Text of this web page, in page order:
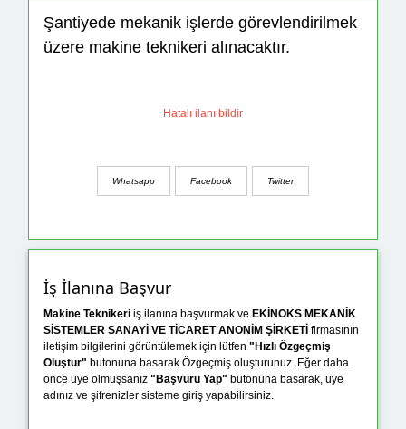
Şantiyede mekanik işlerde görevlendirilmek
üzere makine teknikeri alınacaktır.
Hatalı ilanı bildir
Whatsapp Facebook Twitter
İş İlanına Başvur
Makine Teknikeri iş ilanına başvurmak ve EKİNOKS MEKANİK
SİSTEMLER SANAYİ VE TİCARET ANONİM ŞİRKETİ firmasının
iletişim bilgilerini görüntülemek için lütfen "Hızlı Özgeçmiş
Oluştur" butonuna basarak Özgeçmiş oluşturunuz. Eğer daha
önce üye olmuşsanız "Başvuru Yap" butonuna basarak, üye
adınız ve şifrenizler sisteme giriş yapabilirsiniz.